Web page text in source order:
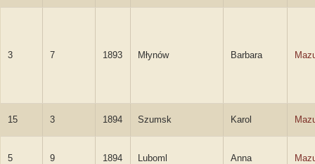
3 7 1893 Młynów Barbara
15 3 1894 Szumsk Karol
5 9 1894 Luboml Anna